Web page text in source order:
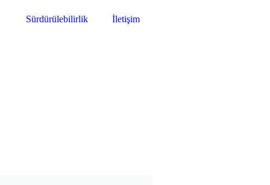
Sürdürülebilirlik İletişim